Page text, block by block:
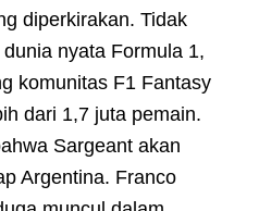
diperkirakan. Tidak
nyata Formula 1,
komunitas F1 Fantasy
dari 1,7 juta pemain.
Sargeant akan
Argentina. Franco